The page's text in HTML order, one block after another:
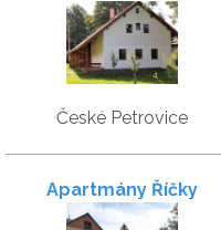
České Petrovice
Apartmány Říčky